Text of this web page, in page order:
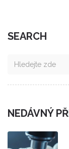
SEARCH
NEDÁVNÝ